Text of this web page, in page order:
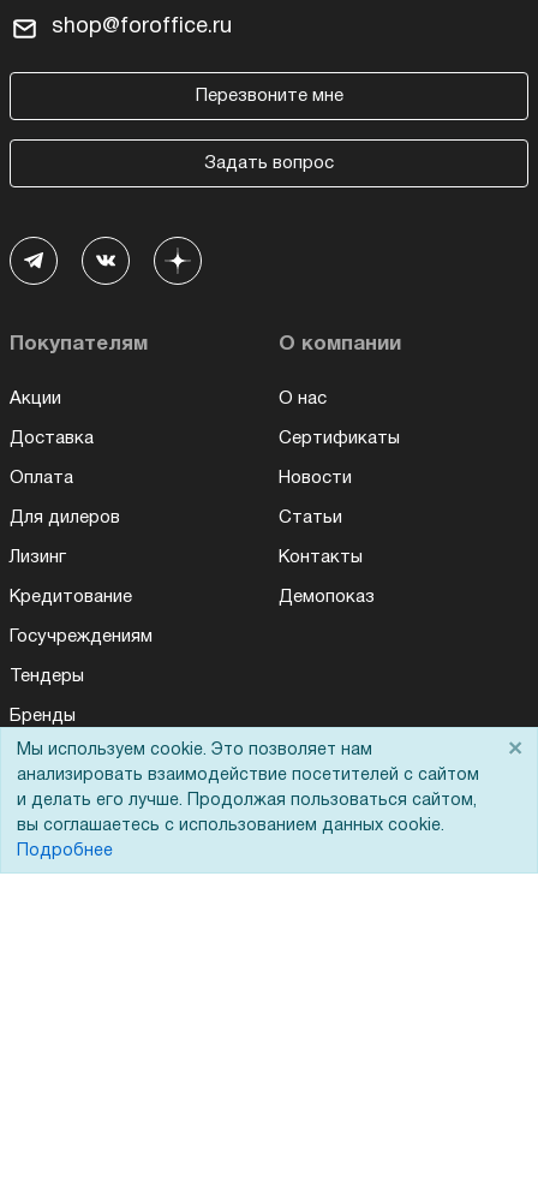
shop@foroffice.ru
Перезвоните мне
Задать вопрос
Покупателям
Акции
Доставка
Оплата
Для дилеров
Лизинг
Кредитование
Госучреждениям
Тендеры
Бренды
ЭДО
О компании
О нас
Сертификаты
Новости
Статьи
Контакты
Демопоказ
Помощь
Мы используем cookie. Это позволяет нам
анализировать взаимодействие посетителей с сайтом
и делать его лучше. Продолжая пользоваться сайтом,
вы соглашаетесь с использованием данных cookie.
Подробнее
×